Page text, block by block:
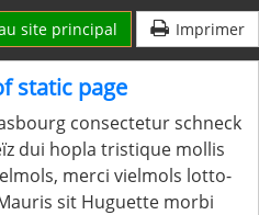
site principal Imprimer
static page
consectetur schneck
dui hopla tristique mollis
merci vielmols lotto-
sit Huguette morbi